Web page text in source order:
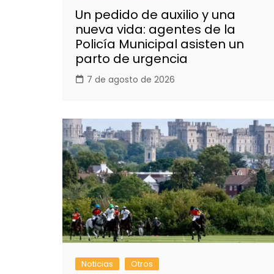
Un pedido de auxilio y una
nueva vida: agentes de la
Policía Municipal asisten un
parto de urgencia
7 de agosto de 2026
Noticias Otros